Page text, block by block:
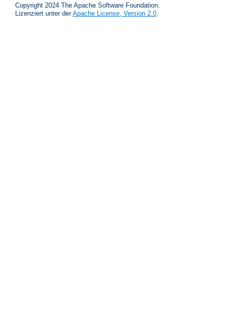
Copyright 2024 The Apache Software Foundation.
Lizenziert unter derApache License, Version 2.0